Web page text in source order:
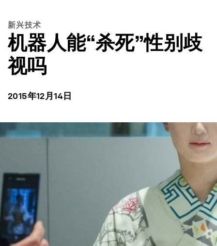
新兴技术
机器人能“杀死”性别歧
视吗
2015年12月14日